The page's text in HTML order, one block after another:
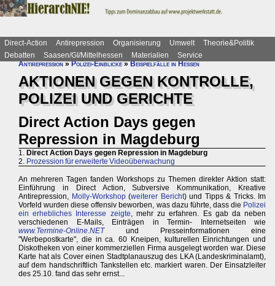
Direct-Action Antirepression Organisierung Umwelt
Theorie&Politik
Debatten
Saasen/GI/Mittelhessen Materialien
Service
Antirepression»Polizei-Einblicke»Beispielfälle in Hessen
AKTIONEN GEGEN KONTROLLE,
POLIZEI UND GERICHTE
Direct Action Days gegen
Repression in Magdeburg
1. Direct Action Days gegen Repression in Magdeburg
2. Prozession für erweiterte Videoüberwachung
An mehreren Tagen fanden Workshops zu Themen direkter Aktion statt:
Einführung in Direct Action, Subversive Kommunikation, Kreative
Antirepression, Molly-Workshop(weiterer Bericht) und Tipps & Tricks. Im
Vorfeld wurden diese offensiv beworben, was dazu führte, dass die Polizei
ein erhebliches Interesse zeigte, mehr zu erfahren. Es gab da neben
verschiedenen E-Mails, Einträgen in Termin- Internetseiten wie
www.Termine-Online.NETund Presseinformationen eine
"Werbepostkarte", die in ca. 60 Kneipen, kulturellen Einrichtungen und
Diskotheken von einer kommerziellen Firma ausgelegt worden war. Diese
Karte hat als Cover einen Stadtplanauszug des LKA (Landeskriminalamt),
auf dem handschriftlich Tankstellen etc. markiert waren. Der Einsatzleiter
des 25.10. fand das sehr ernst...